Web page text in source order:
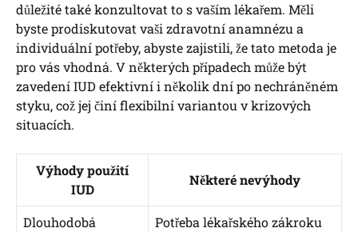
důležité také konzultovat to s vaším lékařem. Měli
byste prodiskutovat vaši zdravotní anamnézu a
individuální potřeby, abyste zajistili, že tato metoda je
pro vás vhodná. V některých případech může být
zavedení IUD efektivní i několik dní po nechráněném
styku, což jej činí flexibilní variantou v krizových
situacích.
Výhody použití
IUD
Některé nevýhody
Dlouhodobá
Potřeba lékařského zákroku